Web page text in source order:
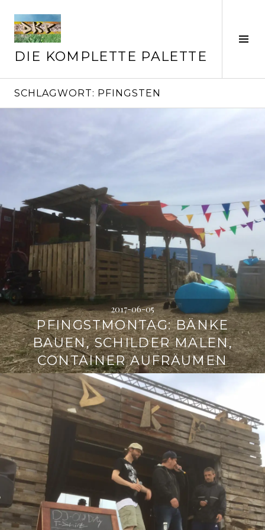
zum
Inhalt
DIE KOMPLETTE PALETTE
SCHLAGWORT: PFINGSTEN
2017-06-05
PFINGSTMONTAG: BÄNKE
BAUEN, SCHILDER MALEN,
CONTAINER AUFRÄUMEN